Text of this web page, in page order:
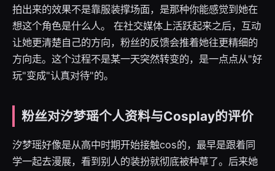
拍出来的效果不是靠服装撑场面，是那种你能感觉到她在
想这个角色是什么人。 在社交媒体上活跃起来之后，互动
让她更清楚自己的方向，粉丝的反馈会推着她往更精细的
方向走。这个过程不是某一天突然转变的，是一点点从"好
玩"变成"认真对待"的。
粉丝对汐梦瑶个人资料与Cosplay的评价
汐梦瑶好像是从高中时期开始接触cos的，最早是跟着同
学一起去漫展，看到别人的装扮就彻底被种草了。后来她